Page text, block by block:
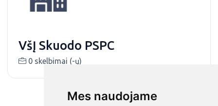
Mes naudojame
VšĮ Skuodo PSPC
0 skelbimai (-ų)